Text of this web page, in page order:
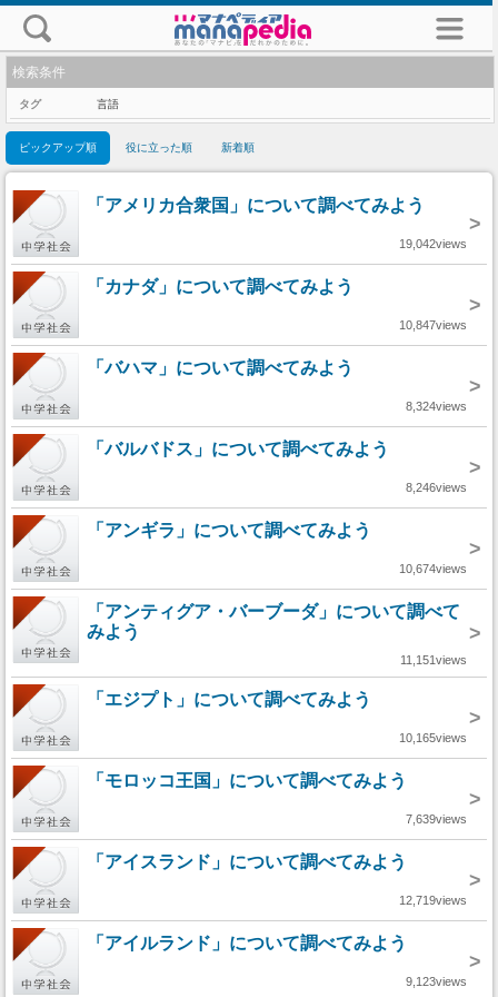
検索条件
タグ 言語
ピックアップ順 役に立った順 新着順
「アメリカ合衆国」について調べてみよう
>
19,042views
「カナダ」について調べてみよう
>
10,847views
「バハマ」について調べてみよう
>
8,324views
「バルバドス」について調べてみよう
>
8,246views
「アンギラ」について調べてみよう
>
10,674views
「アンティグア・バーブーダ」について調べて
みよう
>
11,151views
「エジプト」について調べてみよう
>
10,165views
「モロッコ王国」について調べてみよう
>
7,639views
「アイスランド」について調べてみよう
>
12,719views
「アイルランド」について調べてみよう
>
9,123views